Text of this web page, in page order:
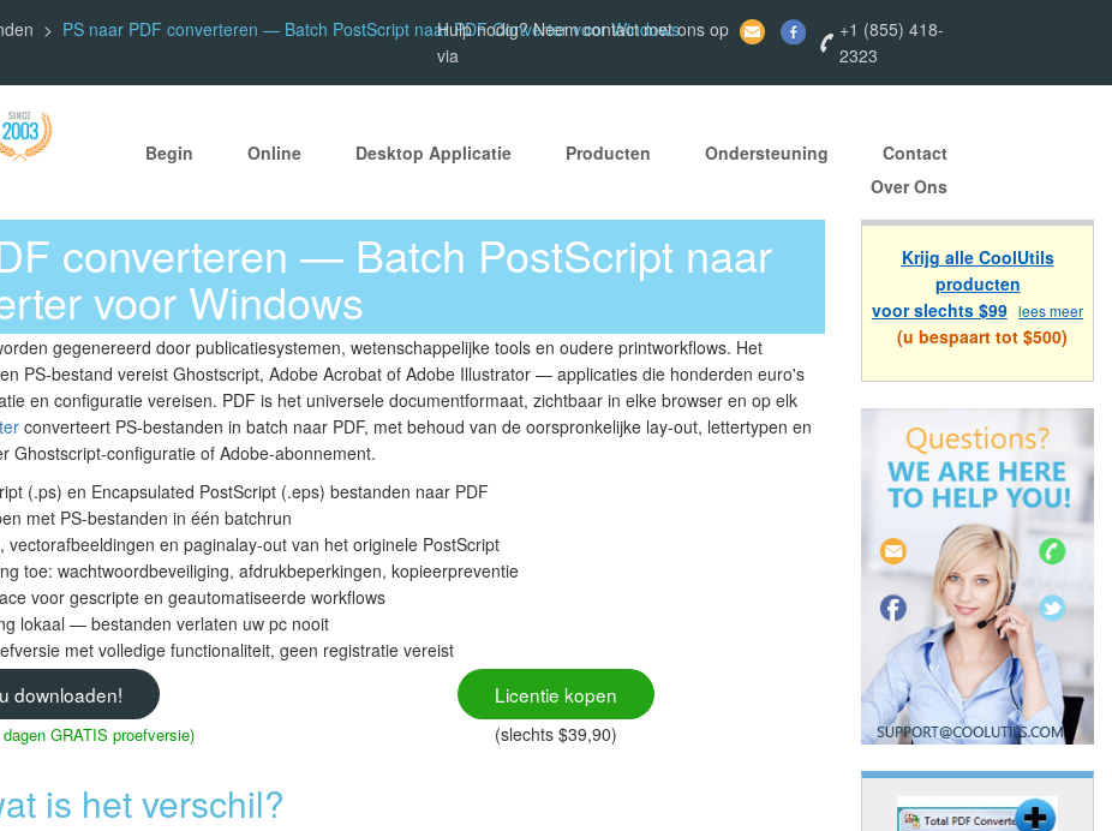
PS naar PDF converteren — Batch PostScript naar PDF Converter voor Windows
Hulp nodig? Neem contact met ons op
via
+1 (855) 418-
2323
Begin Online Desktop Applicatie Producten Ondersteuning
Contact
Over Ons
converteren — Batch PostScript naar
voor Windows
gegenereerd door publicatiesystemen, wetenschappelijke tools en oudere printworkflows. Het
PS-bestand vereist Ghostscript, Adobe Acrobat of Adobe Illustrator — applicaties die honderden euro's
en configuratie vereisen. PDF is het universele documentformaat, zichtbaar in elke browser en op elk
converteert PS-bestanden in batch naar PDF, met behoud van de oorspronkelijke lay-out, lettertypen en
Ghostscript-configuratie of Adobe-abonnement.
(.ps) en Encapsulated PostScript (.eps) bestanden naar PDF
met PS-bestanden in één batchrun
vectorafbeeldingen en paginalay-out van het originele PostScript
toe: wachtwoordbeveiliging, afdrukbeperkingen, kopieerpreventie
voor gescripte en geautomatiseerde workflows
lokaal — bestanden verlaten uw pc nooit
met volledige functionaliteit, geen registratie vereist
downloaden!
GRATIS proefversie)
Licentie kopen
(slechts $39,90)
is het verschil?
Krijg alle CoolUtils
producten
voor slechts $99 lees meer
(u bespaart tot $500)